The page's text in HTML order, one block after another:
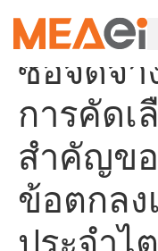
ประกาศ
ซื้อจัดจ้า
การคัดเ
สำคัญข
ข้อตกลง